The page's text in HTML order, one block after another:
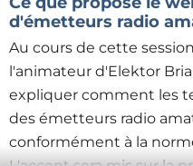
d'émetteurs radio
Au cours de cette
l'animateur d'Elektor
expliquer comment les
des émetteurs radio
conformément à la